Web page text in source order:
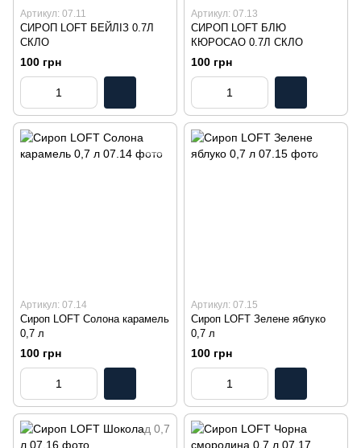
Артикул: 07.11
СИРОП LOFT БЕЙЛІЗ 0.7Л
СКЛО
100 грн
Артикул: 07.13
СИРОП LOFT БЛЮ
КЮРОСАО 0.7Л СКЛО
100 грн
Артикул: 07.14
Сироп LOFT Солона карамель
0,7 л
100 грн
Артикул: 07.15
Сироп LOFT Зелене яблуко
0,7 л
100 грн